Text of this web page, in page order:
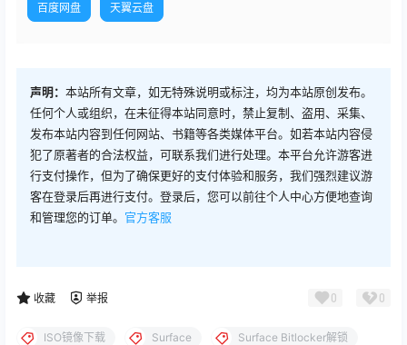
百度网盘 天翼云盘
声明： 本站所有文章，如无特殊说明或标注，均为本站原创发布。
任何个人或组织，在未征得本站同意时，禁止复制、盗用、采集、
发布本站内容到任何网站、书籍等各类媒体平台。如若本站内容侵
犯了原著者的合法权益，可联系我们进行处理。本平台允许游客进
行支付操作，但为了确保更好的支付体验和服务，我们强烈建议游
客在登录后再进行支付。登录后，您可以前往个人中心方便地查询
和管理您的订单。 官方客服
收藏 举报 0 0
ISO镜像下载 Surface Surface Bitlocker解锁